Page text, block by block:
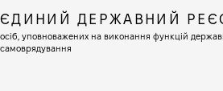
ЄДИНИЙ ДЕРЖАВНИЙ
осіб, уповноважених на виконання функцій
самоврядування